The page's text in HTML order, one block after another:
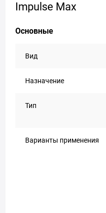
Impulse Max
Основные
Вид
Назначение
Тип
Варианты применения